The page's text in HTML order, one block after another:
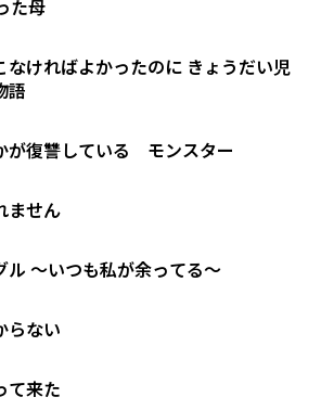
た母
なければよかったのに きょうだい児
語
が復讐している モンスター
ません
ル ～いつも私が余ってる～
らない
て来た